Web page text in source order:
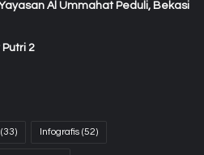
Al Ummahat Peduli, Bekasi
2
(33) Infografis (52)